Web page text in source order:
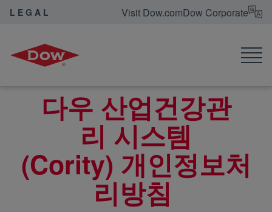
LEGAL Visit Dow.comDow Corporate
Dow Legal
다우 산업건강관
리 시스템
(Cority) 개인정보처
리방침